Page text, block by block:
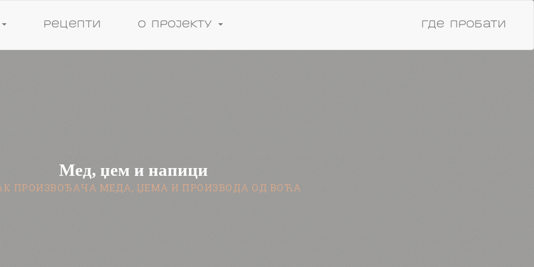
Рецепти О пројекту Где пробати
Мед, џем и напици
ПРОИЗВОЂАЧА МЕДА, ЏЕМА И ПРОИЗВОДА ОД ВОЋА